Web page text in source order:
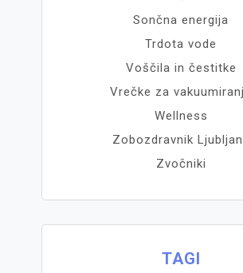
Sončna energija
Trdota vode
Voščila in čestitke
Vrečke za
Wellness
Zobozdravnik
Zvočniki
TAGI